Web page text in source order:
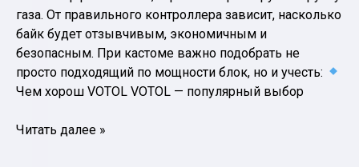
газа. От правильного контроллера зависит, насколько
байк будет отзывчивым, экономичным и
безопасным. При кастоме важно подобрать не
просто подходящий по мощности блок, но и учесть:
Чем хорош VOTOL VOTOL — популярный выбор
Контроллер
Читать далее »